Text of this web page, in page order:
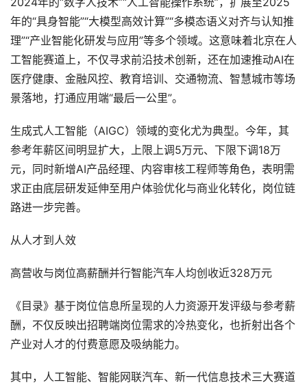
年的“具身智能”“大模型高效计算”“多模态语义对齐与认知推
理”“产业智能化研发与应用”等多个领域。这意味着北京在人
工智能赛道上，不仅寻求前沿技术创新，还在加速推动AI在
医疗健康、金融风控、教育培训、交通物流、智慧城市等场
景落地，打通应用端“最后一公里”。
生成式人工智能（AIGC）领域的变化尤为典型。今年，其
参考年薪区间明显扩大，上限上调5万元、下限下调18万
元，同时新增AI产品经理、内容审核工程师等角色，表明需
求正由底层研发延伸至用户体验优化与商业化转化，岗位链
路进一步完善。
从人才到人效
高营收与岗位高薪酬并行智能汽车人均创收近328万元
《目录》基于岗位信息所呈现的人力资源开发评级与参考薪
酬，不仅反映出招聘端岗位需求的冷热变化，也折射出各个
产业对人才的付费意愿及吸纳能力。
其中，人工智能、智能网联汽车、新一代信息技术三大赛道